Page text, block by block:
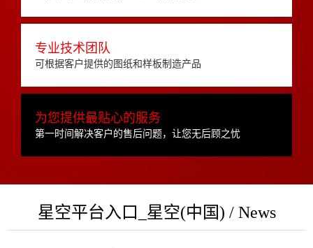
专业技术团队
可根据客户提供的图纸和样板制造产品
为您提供最贴心的服务
第一时间解决客户的售后问题，让您无后顾之忧
星空平台入口_星空(中国) / News